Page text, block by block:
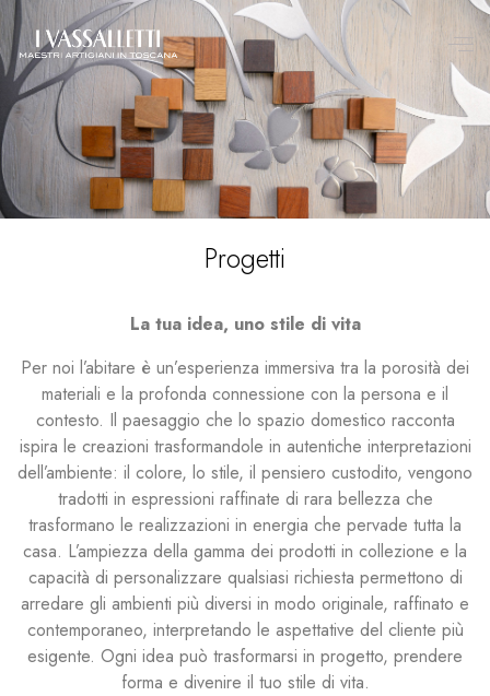
Progetti
La tua idea, uno stile di vita
Per noi l’abitare è un’esperienza immersiva tra la porosità dei
materiali e la profonda connessione con la persona e il
contesto. Il paesaggio che lo spazio domestico racconta
ispira le creazioni trasformandole in autentiche interpretazioni
dell’ambiente: il colore, lo stile, il pensiero custodito, vengono
tradotti in espressioni raffinate di rara bellezza che
trasformano le realizzazioni in energia che pervade tutta la
casa. L’ampiezza della gamma dei prodotti in collezione e la
capacità di personalizzare qualsiasi richiesta permettono di
arredare gli ambienti più diversi in modo originale, raffinato e
contemporaneo, interpretando le aspettative del cliente più
esigente. Ogni idea può trasformarsi in progetto, prendere
forma e divenire il tuo stile di vita.